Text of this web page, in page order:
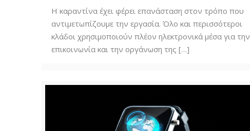
Η καραντίνα έχει φέρει επανάσταση στον τρόπο που
αντιμετωπίζουμε την εργασία. Όλο και περισσότεροι
κλάδοι χρησιμοποιούν πλέον ηλεκτρονικά μέσα για την
επικοινωνία και την οργάνωση της […]